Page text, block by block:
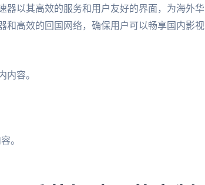
器以其高效的服务和用户友好的界面，为海外华
和高效的回国网络，确保用户可以畅享国内影视
内容。
。